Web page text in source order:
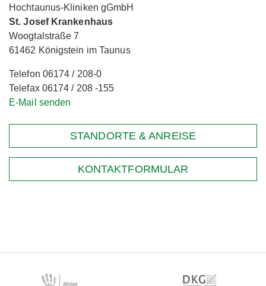
Hochtaunus-Kliniken gGmbH
St. Josef Krankenhaus
Woogtalstraße 7
61462 Königstein im Taunus
Telefon 06174 / 208-0
Telefax 06174 / 208 -155
E-Mail senden
STANDORTE & ANREISE
KONTAKTFORMULAR